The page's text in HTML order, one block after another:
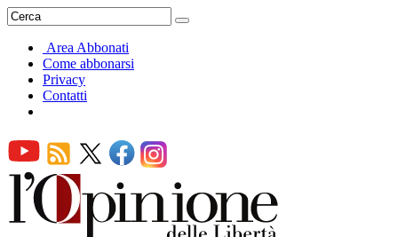
Area Abbonati
Come abbonarsi
Privacy
Contatti